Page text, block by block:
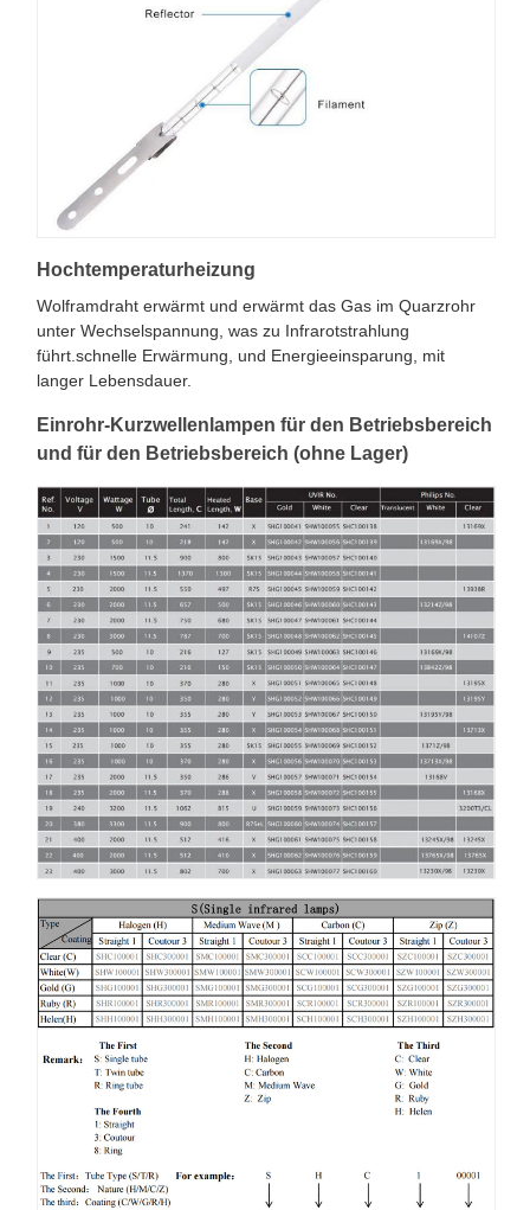
Hochtemperaturheizung
Wolframdraht erwärmt und erwärmt das Gas im Quarzrohr
unter Wechselspannung, was zu Infrarotstrahlung
führt.schnelle Erwärmung, und Energieeinsparung, mit
langer Lebensdauer.
Einrohr-Kurzwellenlampen für den Betriebsbereich
und für den Betriebsbereich (ohne Lager)